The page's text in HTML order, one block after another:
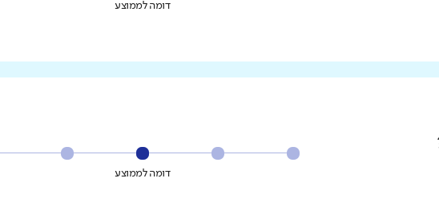
דומה לממוצע
דומה לממוצע